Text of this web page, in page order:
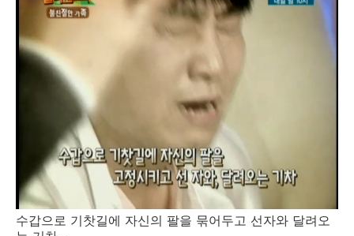
수갑으로 기찻길에 자신의 팔을 묶어두고 선자와 달려오